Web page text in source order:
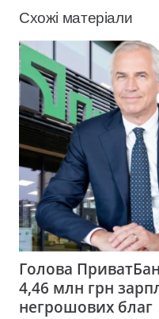
Схожі матеріали
Голова
4,46 млн грн
негрошових благ